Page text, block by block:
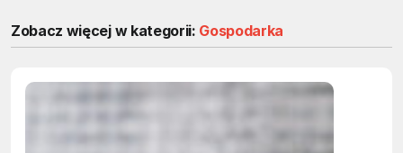
Zobacz więcej w kategorii: Gospodarka